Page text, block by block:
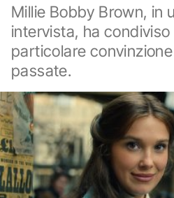
Millie Bobby Brown, in
intervista, ha condiviso
particolare
passate.